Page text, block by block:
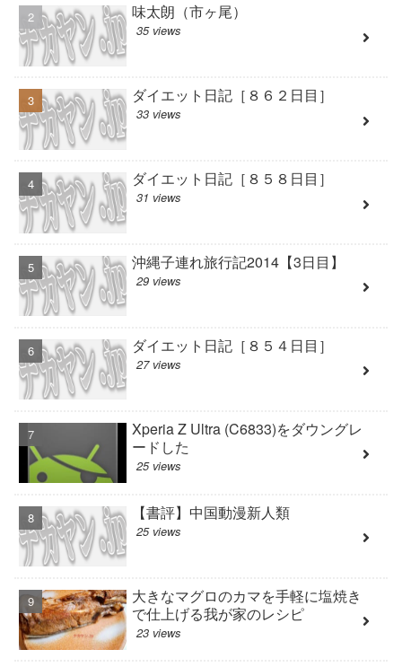
味太朗（市ヶ尾）
35 views
ダイエット日記［８６２日目］
33 views
ダイエット日記［８５８日目］
31 views
沖縄子連れ旅行記2014【3日目】
29 views
ダイエット日記［８５４日目］
27 views
Xperia Z Ultra (C6833)をダウングレ
ードした
25 views
【書評】中国動漫新人類
25 views
大きなマグロのカマを手軽に塩焼き
で仕上げる我が家のレシピ
23 views